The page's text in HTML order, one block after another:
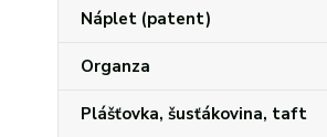
Náplet (patent)
Organza
Plášťovka, šusťákovina, taft